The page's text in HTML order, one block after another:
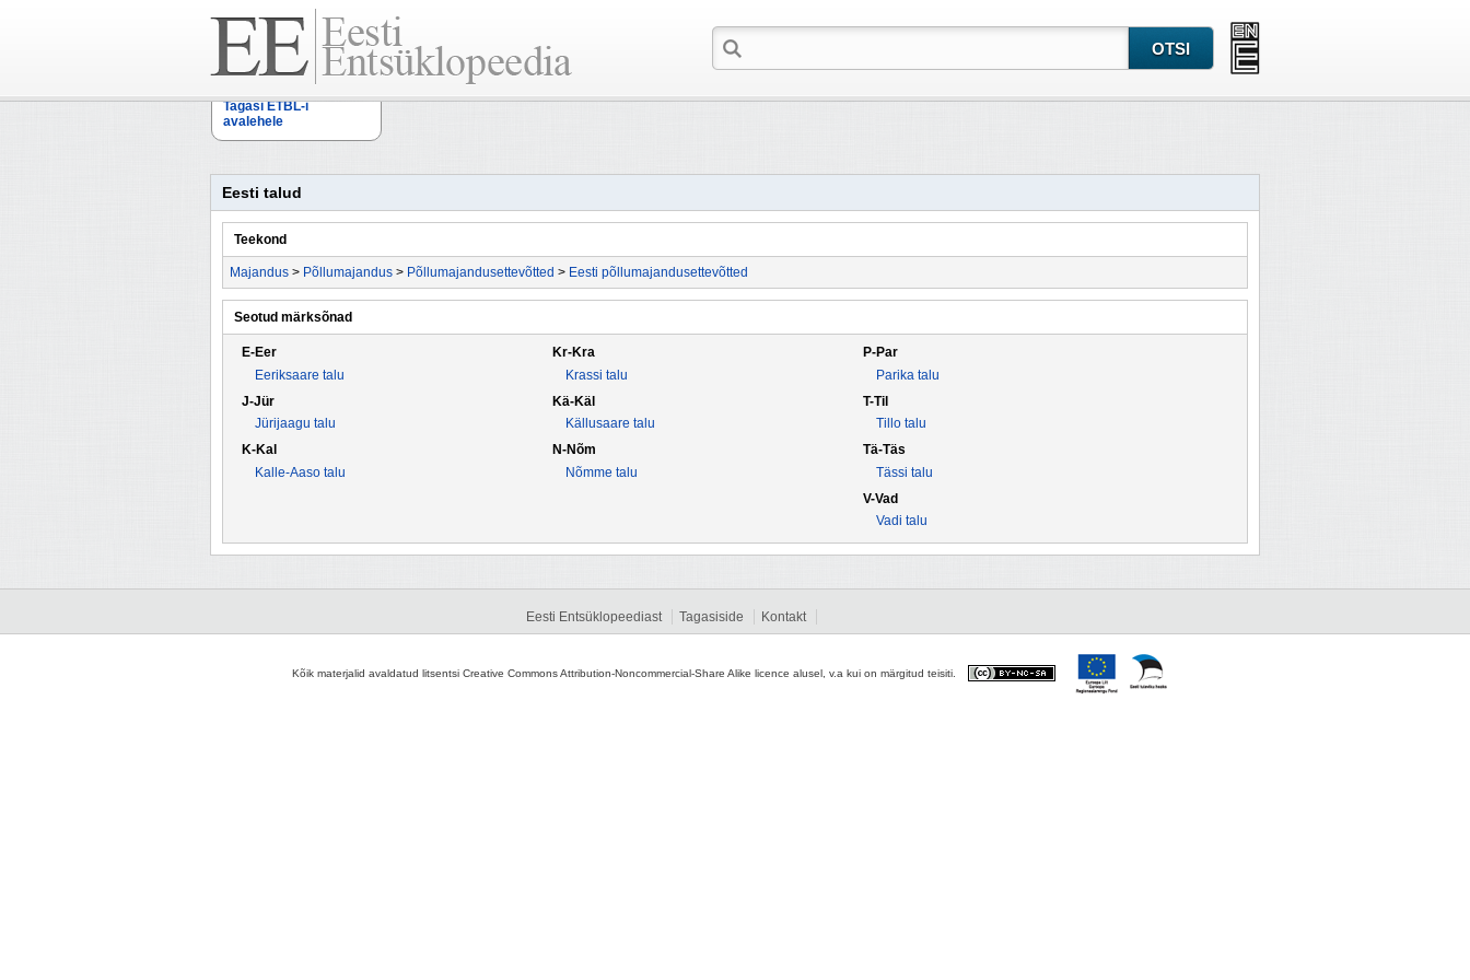
Tagasi ETBL-i
avalehele
Eesti talud
Teekond
Majandus > Põllumajandus > Põllumajandusettevõtted > Eesti põllumajandusettevõtted
Seotud märksõnad
E-Eer
Eeriksaare talu
J-Jür
Jürijaagu talu
K-Kal
Kalle-Aaso talu
Kr-Kra
Krassi talu
Kä-Käl
Källusaare talu
N-Nõm
Nõmme talu
P-Par
Parika talu
T-Til
Tillo talu
Tä-Täs
Tässi talu
V-Vad
Vadi talu
Eesti Entsüklopeediast Tagasiside Kontakt
Kõik materjalid avaldatud litsentsi Creative Commons Attribution-Noncommercial-Share Alike licence alusel, v.a kui on märgitud teisiti.